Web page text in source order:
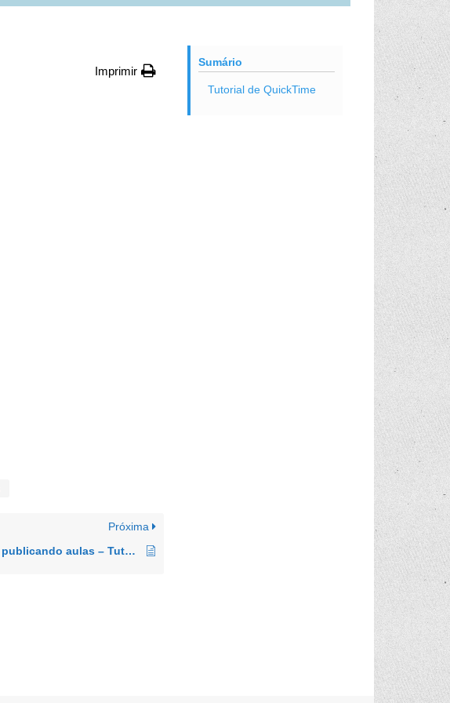
Imprimir
Próxima
Youtube e Drive, publicando aulas – Tutorial
Sumário
Tutorial de QuickTime